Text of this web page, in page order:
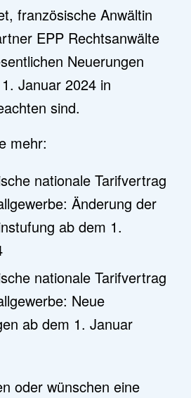
französische Anwältin
EPP Rechtsanwälte
Neuerungen
Januar 2024 in
sind.
mehr:
nationale Tarifvertrag
Änderung der
ab dem 1.
nationale Tarifvertrag
Neue
ab dem 1. Januar
oder wünschen eine